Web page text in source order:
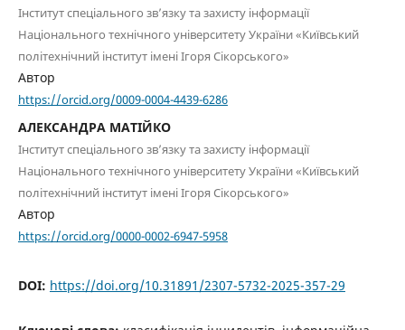
Інститут спеціального зв’язку та захисту інформації
Національного технічного університету України «Київський
політехнічний інститут імені Ігоря Сікорського»
Автор
https://orcid.org/0009-0004-4439-6286
АЛЕКСАНДРА МАТІЙКО
Інститут спеціального зв’язку та захисту інформації
Національного технічного університету України «Київський
політехнічний інститут імені Ігоря Сікорського»
Автор
https://orcid.org/0000-0002-6947-5958
DOI: https://doi.org/10.31891/2307-5732-2025-357-29